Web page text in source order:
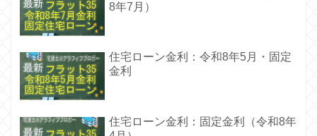
8年7月）
住宅ローン金利：令和8年5月・固定
金利
住宅ローン金利：固定金利（令和8年